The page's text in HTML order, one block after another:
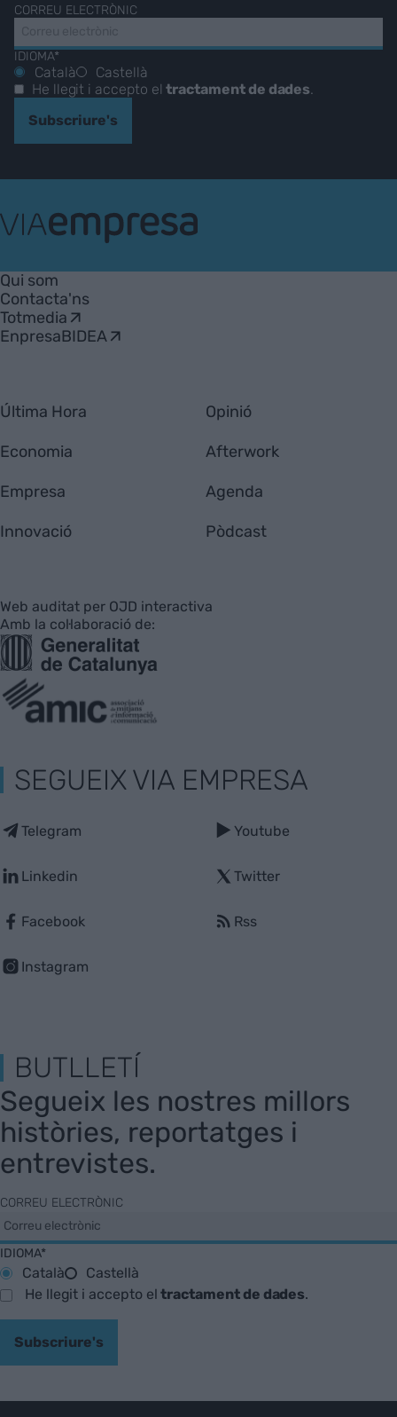
CORREU ELECTRÒNIC
IDIOMA*
Català
Castellà
He llegit i accepto eltractament de dades.
Subscriure's
Empresa
Qui som
Contacta'ns
Totmedia
EnpresaBIDEA
Última Hora
Economia
Empresa
Innovació
Opinió
Afterwork
Agenda
Pòdcast
Web auditat per OJD interactiva
Amb la col·laboració de:
SEGUEIX VIA EMPRESA
Telegram
Linkedin
Facebook
Instagram
Youtube
Twitter
Rss
BUTLLETÍ
Segueix les nostres millors
històries, reportatges i
entrevistes.
CORREU ELECTRÒNIC
IDIOMA*
Català
Castellà
He llegit i accepto eltractament de dades.
Subscriure's